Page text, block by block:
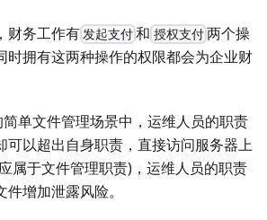
财务工作有 发起⽀付 和 授权⽀付两个操
时拥有这两种操作的权限都会为企业财
单文件管理场景中，运维人员的职责
可以超出自身职责，直接访问服务器上
属于文件管理职责)，运维人员的职责
增加泄露风险。